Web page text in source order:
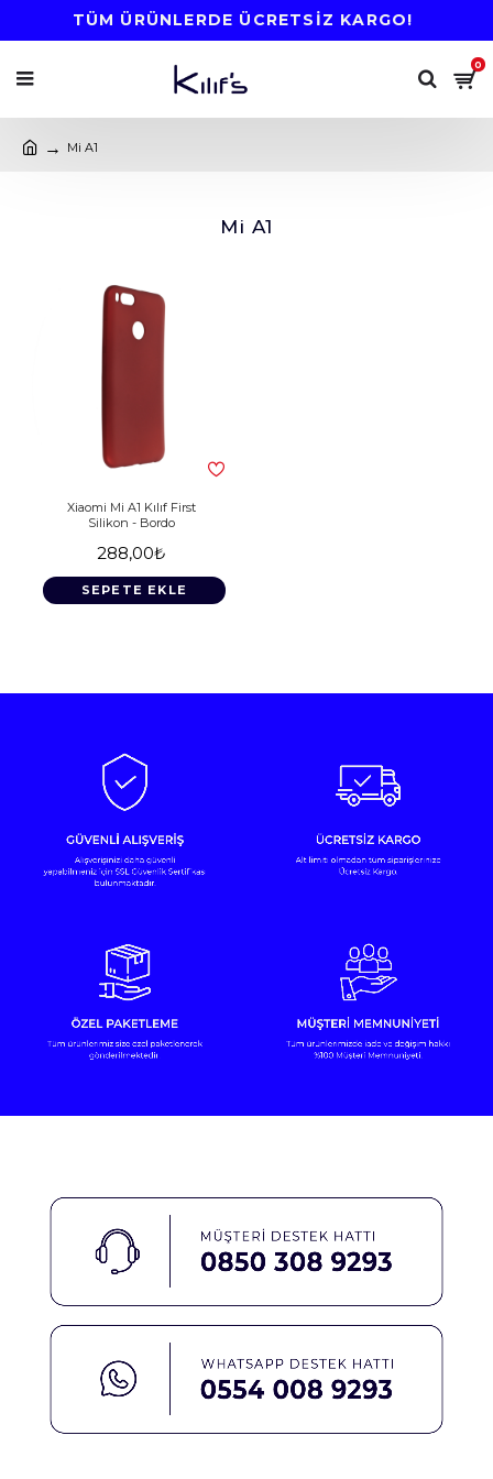
TÜM ÜRÜNLERDE ÜCRETSİZ KARGO!
0
Mi A1
Mi A1
Xiaomi Mi A1 Kılıf First
Silikon - Bordo
288,00₺
SEPETE EKLE